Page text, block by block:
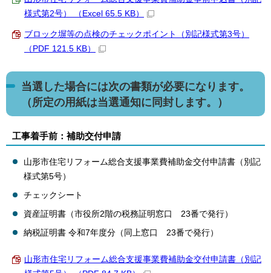
様式第2号） （Excel 65.5 KB）
ブロック塀等の点検のチェックポイント（別記様式第3号）
（PDF 121.5 KB）
当選した場合には次の書類が必要になります。
（所定の用紙は当選通知に同封します。）
工事着手前：補助交付申請
山形市住宅リフォーム総合支援事業費補助金交付申請書（別記
様式第5号）
チェックシート
資産証明書（市役所2階の税務証明窓口 23番で発行）
納税証明書 令和7年度分（同上窓口 23番で発行）
山形市住宅リフォーム総合支援事業費補助金交付申請書（別記